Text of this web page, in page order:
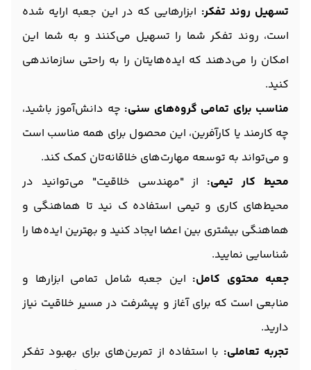
تسهیل روند تفکر: ابزارهایی که در این جعبه ارایه شده
است، روند تفکر شما را تسهیل می‌کنند و به شما این
امکان را می‌دهند که ایده‌هایتان را به راحتی سازماندهی
کنید.
مناسب برای تمامی گروه‌های سنی: چه دانش‌آموز باشید،
چه کارمند یا کارآفرین، این محصول برای همه مناسب است
و می‌تواند به توسعه مهارت‌های خلاقانه‌تان کمک کند.
محیط کار تیمی: از "مهندسی خلاقیت" می‌توانید در
محیط‌های کاری و تیمی استفاده ک نید تا هماهنگی و
هماهنگی بیشتری بین اعضا ایجاد کنید و بهترین ایده‌ها را
شناسایی نمایید.
جعبه محتوی کامل: این جعبه شامل تمامی ابزارها و
منابعی است که برای آغاز و پیشرفت در مسیر خلاقیت نیاز
دارید.
تجربه تعاملی: با استفاده از تمرین‌های برای بهبود تفکر